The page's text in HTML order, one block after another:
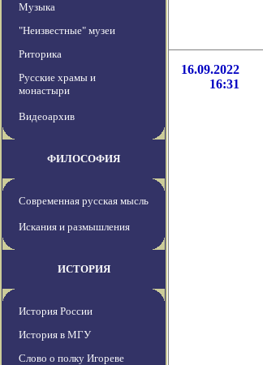
Музыка
"Неизвестные" музеи
Риторика
Русские храмы и
монастыри
Видеоархив
ФИЛОСОФИЯ
Современная русская мысль
Искания и размышления
ИСТОРИЯ
История России
История в МГУ
Слово о полку Игореве
16.09.2022
16:31